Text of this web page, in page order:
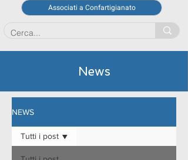
Associati a Confartigianato
News
NEWS
Tutti i post